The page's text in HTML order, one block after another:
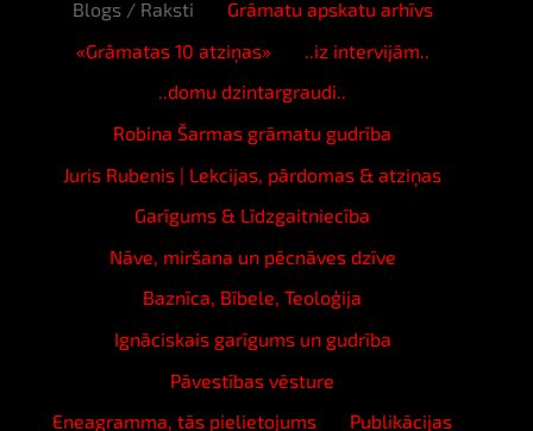
Blogs / Raksti
Grāmatu apskatu arhīvs
«Grāmatas 10 atziņas»
..iz intervijām..
..domu dzintargraudi..
Robina Šarmas grāmatu gudrība
Juris Rubenis | Lekcijas, pārdomas & atziņas
Garīgums & Līdzgaitniecība
Nāve, miršana un pēcnāves dzīve
Baznīca, Bībele, Teoloģija
Ignāciskais garīgums un gudrība
Pāvestības vēsture
Eneagramma, tās pielietojums
Publikācijas